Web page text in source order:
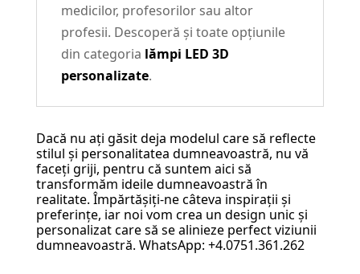
medicilor, profesorilor sau altor
profesii. Descoperă și toate opțiunile
din categoria lămpi LED 3D
personalizate.
Dacă nu ați găsit deja modelul care să reflecte
stilul și personalitatea dumneavoastră, nu vă
faceți griji, pentru că suntem aici să
transformăm ideile dumneavoastră în
realitate. Împărtășiți-ne câteva inspirații și
preferințe, iar noi vom crea un design unic și
personalizat care să se alinieze perfect viziunii
dumneavoastră. WhatsApp: +4.0751.361.262